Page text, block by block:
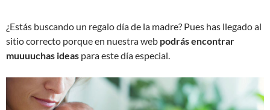
¿Estás buscando un regalo día de la madre? Pues has llegado al
sitio correcto porque en nuestra web podrás encontrar
muuuuchas ideas para este día especial.